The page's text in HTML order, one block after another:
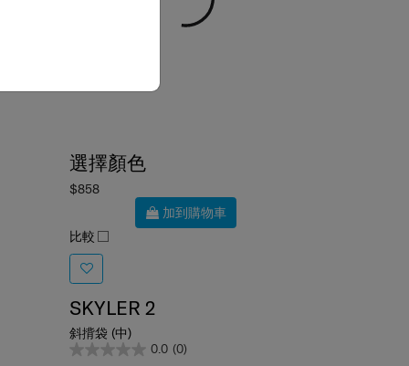
選擇顏色
$858
加到購物車
比較
SKYLER 2
斜揹袋 (中)
0.0 (0)